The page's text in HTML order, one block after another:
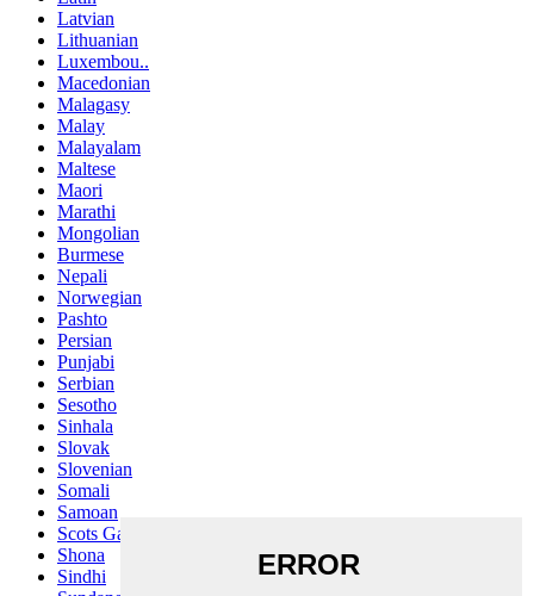
Latvian
Lithuanian
Luxembou..
Macedonian
Malagasy
Malay
Malayalam
Maltese
Maori
Marathi
Mongolian
Burmese
Nepali
Norwegian
Pashto
Persian
Punjabi
Serbian
Sesotho
Sinhala
Slovak
Slovenian
Somali
Samoan
Scots Gaelic
Shona
Sindhi